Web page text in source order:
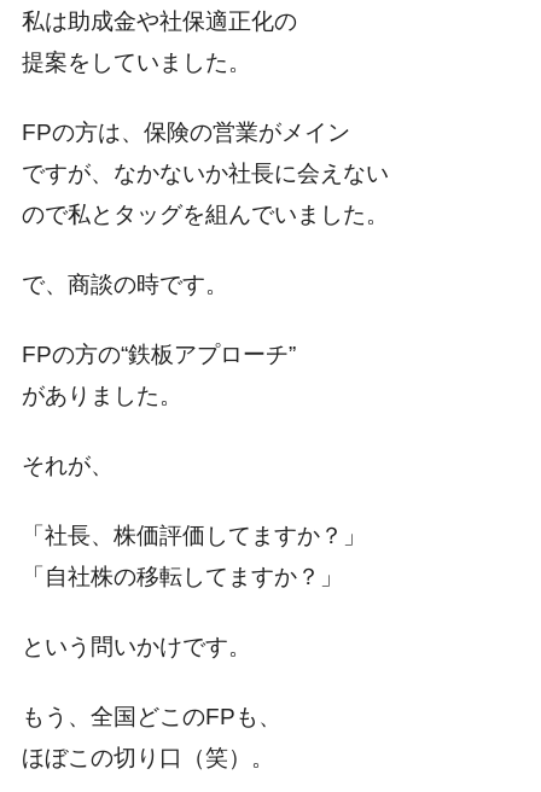
私は助成金や社保適正化の
提案をしていました。
FPの方は、保険の営業がメイン
ですが、なかないか社長に会えない
ので私とタッグを組んでいました。
で、商談の時です。
FPの方の“鉄板アプローチ”
がありました。
それが、
「社長、株価評価してますか？」
「自社株の移転してますか？」
という問いかけです。
もう、全国どこのFPも、
ほぼこの切り口（笑）。